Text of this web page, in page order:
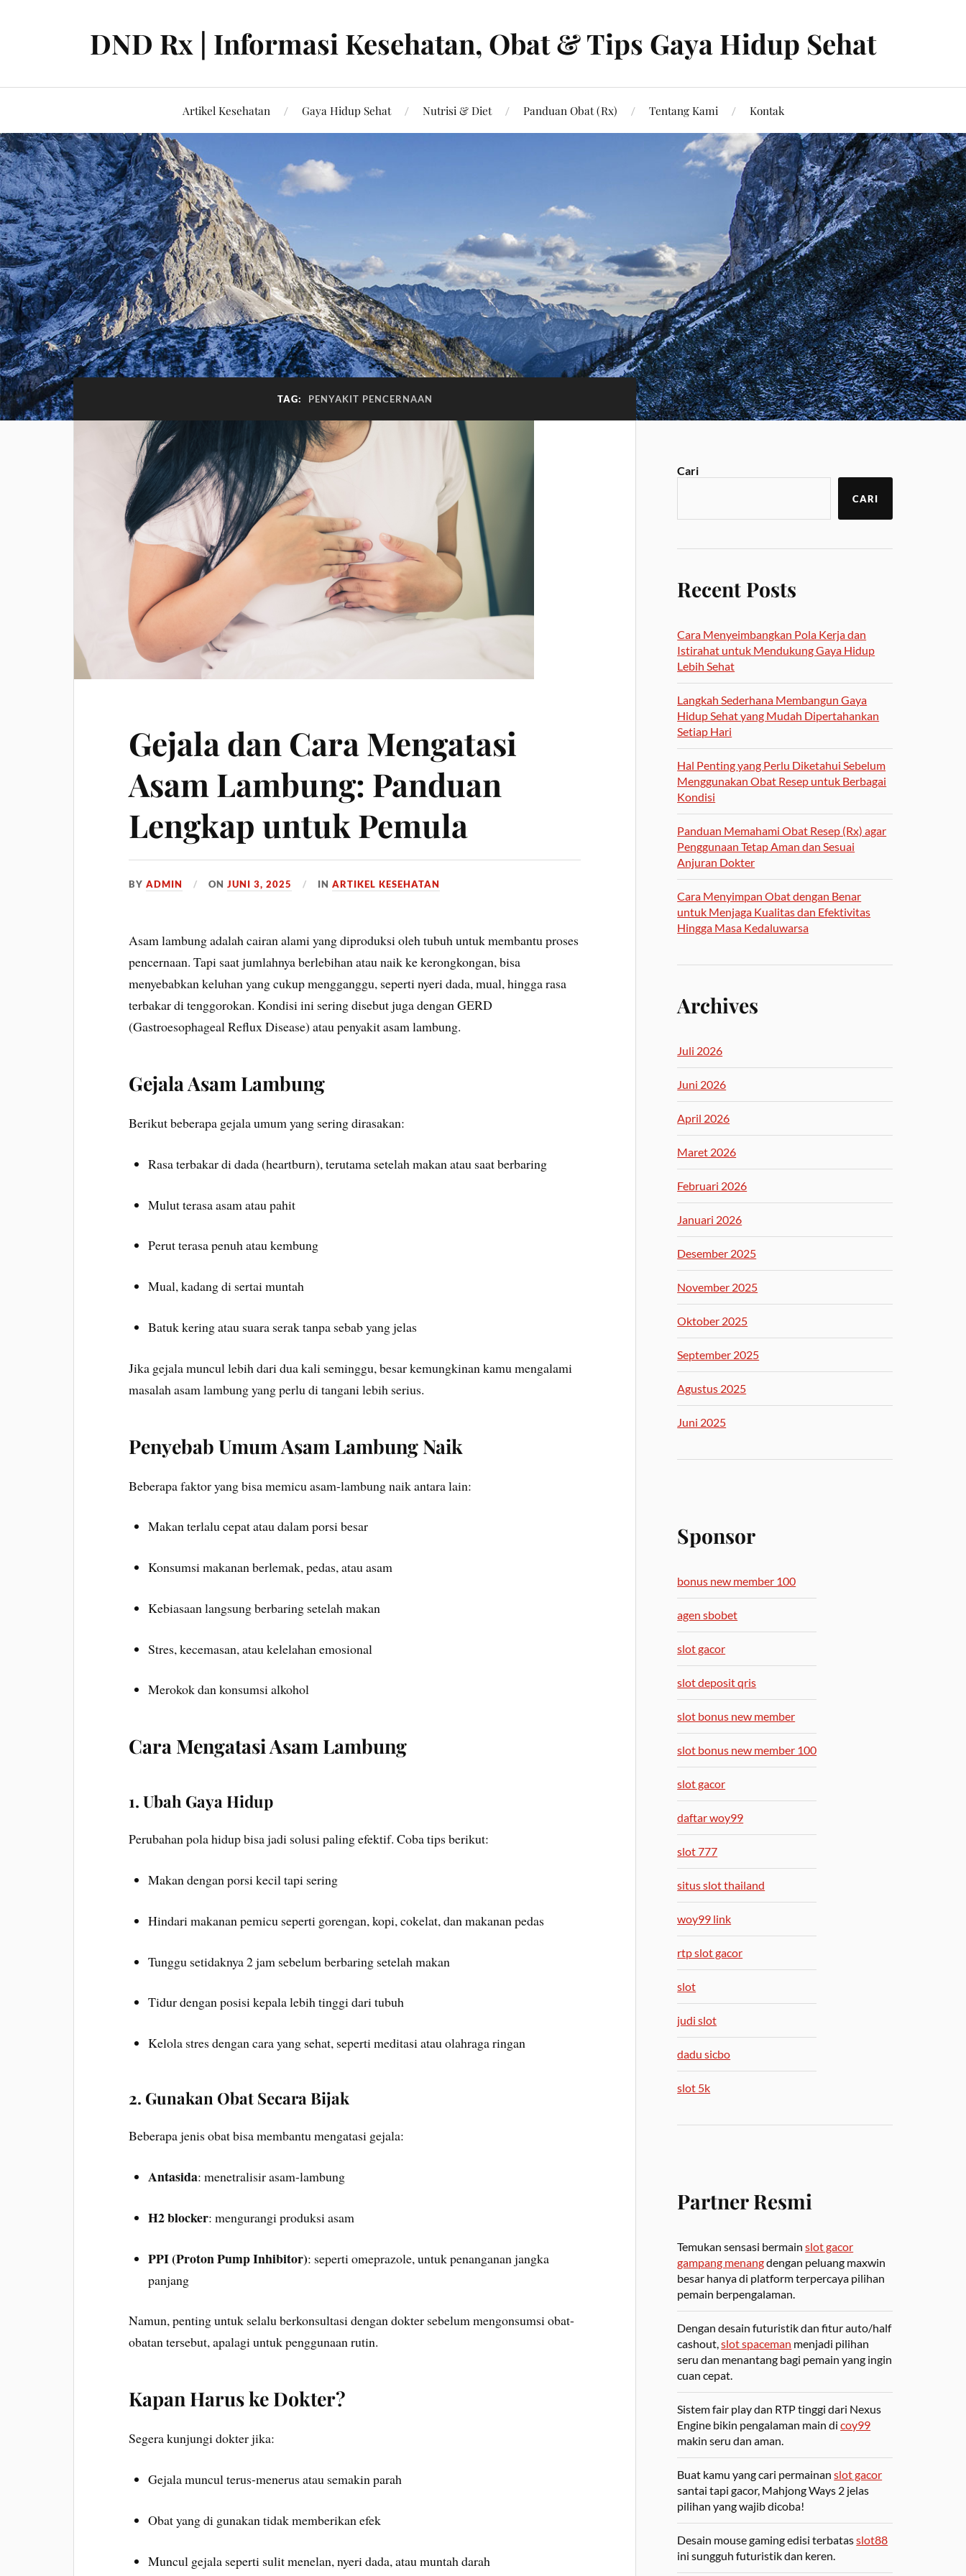
DND Rx | Informasi Kesehatan, Obat & Tips Gaya Hidup Sehat
Artikel Kesehatan Gaya Hidup Sehat Nutrisi & Diet Panduan Obat (Rx) Tentang Kami Kontak
TAG: PENYAKIT PENCERNAAN
Gejala dan Cara Mengatasi
Asam Lambung: Panduan
Lengkap untuk Pemula
BYADMIN ONJUNI 3, 2025 INARTIKEL KESEHATAN
Asam lambung adalah cairan alami yang diproduksi oleh tubuh untuk membantu proses
pencernaan. Tapi saat jumlahnya berlebihan atau naik ke kerongkongan, bisa
menyebabkan keluhan yang cukup mengganggu, seperti nyeri dada, mual, hingga rasa
terbakar di tenggorokan. Kondisi ini sering disebut juga dengan GERD
(Gastroesophageal Reflux Disease) atau penyakit asam lambung.
Gejala Asam Lambung
Berikut beberapa gejala umum yang sering dirasakan:
Rasa terbakar di dada (heartburn), terutama setelah makan atau saat berbaring
Mulut terasa asam atau pahit
Perut terasa penuh atau kembung
Mual, kadang di sertai muntah
Batuk kering atau suara serak tanpa sebab yang jelas
Jika gejala muncul lebih dari dua kali seminggu, besar kemungkinan kamu mengalami
masalah asam lambung yang perlu di tangani lebih serius.
Penyebab Umum Asam Lambung Naik
Beberapa faktor yang bisa memicu asam-lambung naik antara lain:
Makan terlalu cepat atau dalam porsi besar
Konsumsi makanan berlemak, pedas, atau asam
Kebiasaan langsung berbaring setelah makan
Stres, kecemasan, atau kelelahan emosional
Merokok dan konsumsi alkohol
Cara Mengatasi Asam Lambung
1. Ubah Gaya Hidup
Perubahan pola hidup bisa jadi solusi paling efektif. Coba tips berikut:
Makan dengan porsi kecil tapi sering
Hindari makanan pemicu seperti gorengan, kopi, cokelat, dan makanan pedas
Tunggu setidaknya 2 jam sebelum berbaring setelah makan
Tidur dengan posisi kepala lebih tinggi dari tubuh
Kelola stres dengan cara yang sehat, seperti meditasi atau olahraga ringan
2. Gunakan Obat Secara Bijak
Beberapa jenis obat bisa membantu mengatasi gejala:
Antasida: menetralisir asam-lambung
H2 blocker: mengurangi produksi asam
PPI (Proton Pump Inhibitor): seperti omeprazole, untuk penanganan jangka
panjang
Namun, penting untuk selalu berkonsultasi dengan dokter sebelum mengonsumsi obat-
obatan tersebut, apalagi untuk penggunaan rutin.
Kapan Harus ke Dokter?
Segera kunjungi dokter jika:
Gejala muncul terus-menerus atau semakin parah
Obat yang di gunakan tidak memberikan efek
Muncul gejala seperti sulit menelan, nyeri dada, atau muntah darah
Cari
CARI
Recent Posts
Cara Menyeimbangkan Pola Kerja dan
Istirahat untuk Mendukung Gaya Hidup
Lebih Sehat
Langkah Sederhana Membangun Gaya
Hidup Sehat yang Mudah Dipertahankan
Setiap Hari
Hal Penting yang Perlu Diketahui Sebelum
Menggunakan Obat Resep untuk Berbagai
Kondisi
Panduan Memahami Obat Resep (Rx) agar
Penggunaan Tetap Aman dan Sesuai
Anjuran Dokter
Cara Menyimpan Obat dengan Benar
untuk Menjaga Kualitas dan Efektivitas
Hingga Masa Kedaluwarsa
Archives
Juli 2026
Juni 2026
April 2026
Maret 2026
Februari 2026
Januari 2026
Desember 2025
November 2025
Oktober 2025
September 2025
Agustus 2025
Juni 2025
Sponsor
bonus new member 100
agen sbobet
slot gacor
slot deposit qris
slot bonus new member
slot bonus new member 100
slot gacor
daftar woy99
slot 777
situs slot thailand
woy99 link
rtp slot gacor
slot
judi slot
dadu sicbo
slot 5k
Partner Resmi
Temukan sensasi bermainslot gacor
gampang menangdengan peluang maxwin
besar hanya di platform terpercaya pilihan
pemain berpengalaman.
Dengan desain futuristik dan fitur auto/half
cashout,slot spaceman menjadi pilihan
seru dan menantang bagi pemain yang ingin
cuan cepat.
Sistem fair play dan RTP tinggi dari Nexus
Engine bikin pengalaman main dicoy99
makin seru dan aman.
Buat kamu yang cari permainanslot gacor
santai tapi gacor, Mahjong Ways 2 jelas
pilihan yang wajib dicoba!
Desain mouse gaming edisi terbatasslot88
ini sungguh futuristik dan keren.